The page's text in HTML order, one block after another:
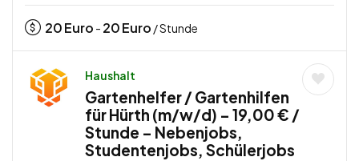
20Euro - 20Euro / Stunde
Haushalt
Gartenhelfer / Gartenhilfen
für Hürth (m/w/d) – 19,00 € /
Stunde – Nebenjobs,
Studentenjobs, Schülerjobs